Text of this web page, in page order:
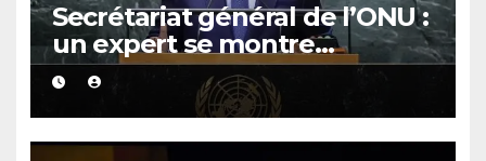
Secrétariat général de l’ONU :
un expert se montre
optimiste quant aux chances
de Macky Sall